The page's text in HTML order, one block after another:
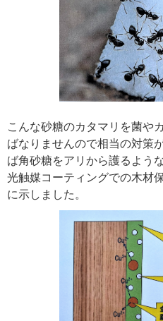
こんな砂糖のカタマリを菌や
ばなりませんので相当の対策
ば角砂糖をアリから護るよう
光触媒コーティングでの木材
に示しました。